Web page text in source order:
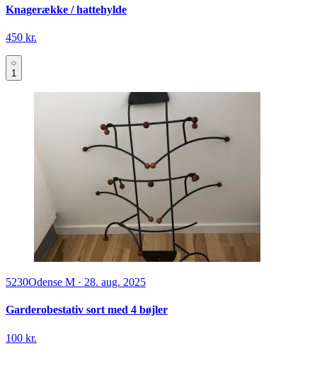
Knagerække / hattehylde
450 kr.
1
5230Odense M · 28. aug. 2025
Garderobestativ sort med 4 bøjler
100 kr.